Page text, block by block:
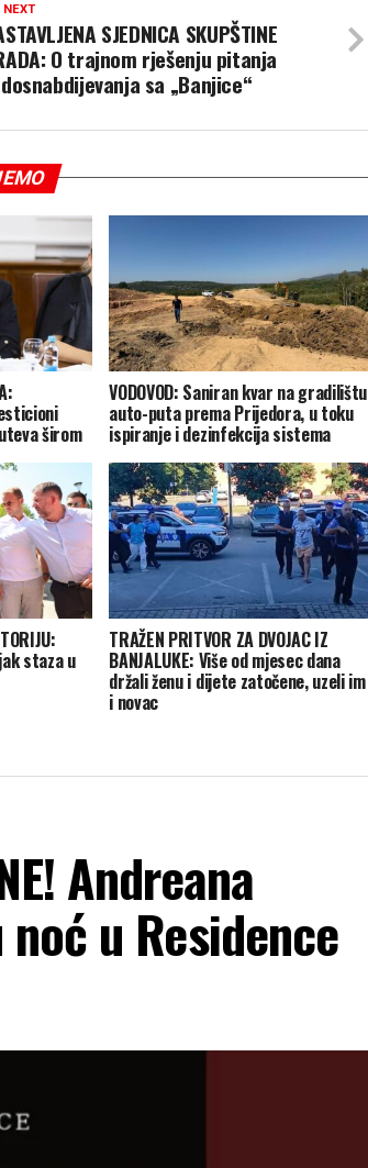
NEXT
SJEDNICA SKUPŠTINE
O trajnom rješenju pitanja
sa „Banjice“
širom
VODOVOD: Saniran kvar na gradilištu
auto-puta prema Prijedora, u toku
ispiranje i dezinfekcija sistema
staza u
TRAŽEN PRITVOR ZA DVOJAC IZ
BANJALUKE: Više od mjesec dana
držali ženu i dijete zatočene, uzeli im
i novac
Andreana
u Residence